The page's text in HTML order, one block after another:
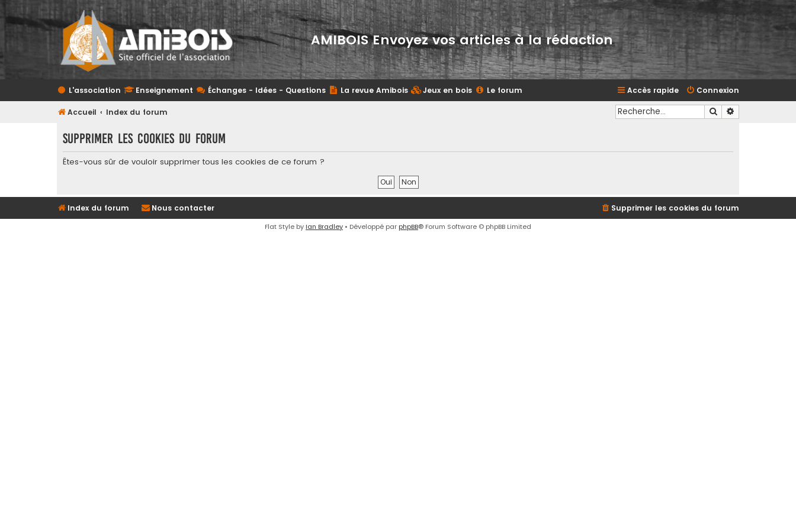
AMIBOIS Envoyez vos articles à la rédaction
L'association Enseignement Échanges - Idées - Questions La revue Amibois Jeux en bois Le forum Connexion
Accès rapide
Accueil Index du forum Rechercher
Supprimer les cookies du forum
Êtes-vous sûr de vouloir supprimer tous les cookies de ce forum ?
Index du forum Nous contacter Supprimer les cookies du forum
Flat Style by Ian Bradley • Développé par phpBB® Forum Software © phpBB Limited